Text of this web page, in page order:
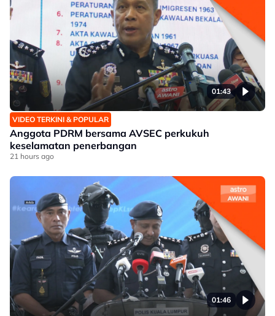
01:43
VIDEO TERKINI & POPULAR
Anggota PDRM bersama AVSEC perkukuh
keselamatan penerbangan
21 hours ago
01:46